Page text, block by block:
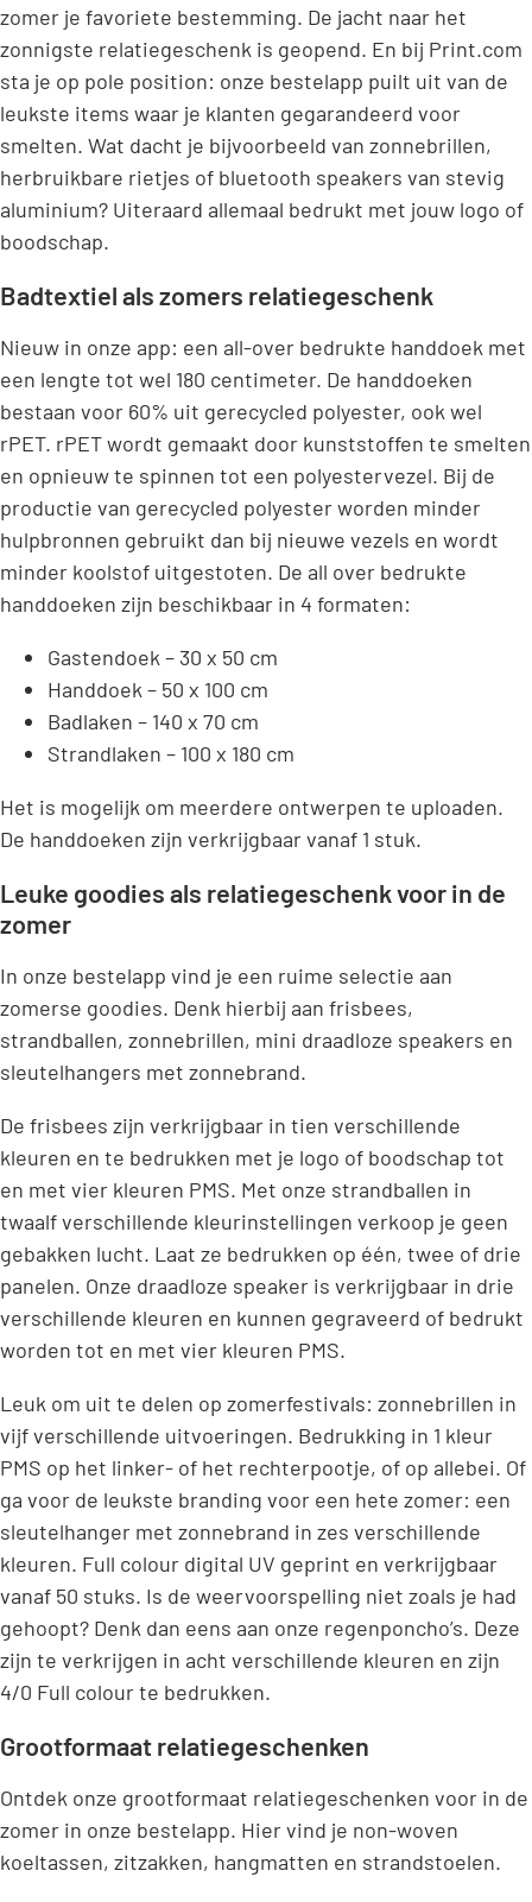
zomer je favoriete bestemming. De jacht naar het
zonnigste relatiegeschenk is geopend. En bij Print.com
sta je op pole position: onze bestelapp puilt uit van de
leukste items waar je klanten gegarandeerd voor
smelten. Wat dacht je bijvoorbeeld van zonnebrillen,
herbruikbare rietjes of bluetooth speakers van stevig
aluminium? Uiteraard allemaal bedrukt met jouw logo of
boodschap.
Badtextiel als zomers relatiegeschenk
Nieuw in onze app: een all-over bedrukte handdoek met
een lengte tot wel 180 centimeter. De handdoeken
bestaan voor 60% uit gerecycled polyester, ook wel
rPET. rPET wordt gemaakt door kunststoffen te smelten
en opnieuw te spinnen tot een polyestervezel. Bij de
productie van gerecycled polyester worden minder
hulpbronnen gebruikt dan bij nieuwe vezels en wordt
minder koolstof uitgestoten. De all over bedrukte
handdoeken zijn beschikbaar in 4 formaten:
Gastendoek – 30 x 50 cm
Handdoek – 50 x 100 cm
Badlaken – 140 x 70 cm
Strandlaken – 100 x 180 cm
Het is mogelijk om meerdere ontwerpen te uploaden.
De handdoeken zijn verkrijgbaar vanaf 1 stuk.
Leuke goodies als relatiegeschenk voor in de
zomer
In onze bestelapp vind je een ruime selectie aan
zomerse goodies. Denk hierbij aan frisbees,
strandballen, zonnebrillen, mini draadloze speakers en
sleutelhangers met zonnebrand.
De frisbees zijn verkrijgbaar in tien verschillende
kleuren en te bedrukken met je logo of boodschap tot
en met vier kleuren PMS. Met onze strandballen in
twaalf verschillende kleurinstellingen verkoop je geen
gebakken lucht. Laat ze bedrukken op één, twee of drie
panelen. Onze draadloze speaker is verkrijgbaar in drie
verschillende kleuren en kunnen gegraveerd of bedrukt
worden tot en met vier kleuren PMS.
Leuk om uit te delen op zomerfestivals: zonnebrillen in
vijf verschillende uitvoeringen. Bedrukking in 1 kleur
PMS op het linker- of het rechterpootje, of op allebei. Of
ga voor de leukste branding voor een hete zomer: een
sleutelhanger met zonnebrand in zes verschillende
kleuren. Full colour digital UV geprint en verkrijgbaar
vanaf 50 stuks. Is de weervoorspelling niet zoals je had
gehoopt? Denk dan eens aan onze regenponcho’s. Deze
zijn te verkrijgen in acht verschillende kleuren en zijn
4/0 Full colour te bedrukken.
Grootformaat relatiegeschenken
Ontdek onze grootformaat relatiegeschenken voor in de
zomer in onze bestelapp. Hier vind je non-woven
koeltassen, zitzakken, hangmatten en strandstoelen.